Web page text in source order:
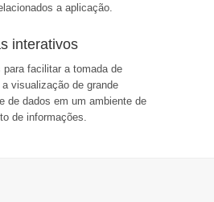
a aplicação.
interativos
para facilitar a tomada de
visualização de grande
de dados em um ambiente de
de informações.